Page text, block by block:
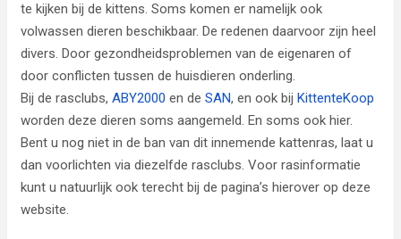
te kijken bij de kittens. Soms komen er namelijk ook
volwassen dieren beschikbaar. De redenen daarvoor zijn heel
divers. Door gezondheidsproblemen van de eigenaren of
door conflicten tussen de huisdieren onderling.
Bij de rasclubs, ABY2000 en de SAN, en ook bij KittenteKoop
worden deze dieren soms aangemeld. En soms ook hier.
Bent u nog niet in de ban van dit innemende kattenras, laat u
dan voorlichten via diezelfde rasclubs. Voor rasinformatie
kunt u natuurlijk ook terecht bij de pagina’s hierover op deze
website.